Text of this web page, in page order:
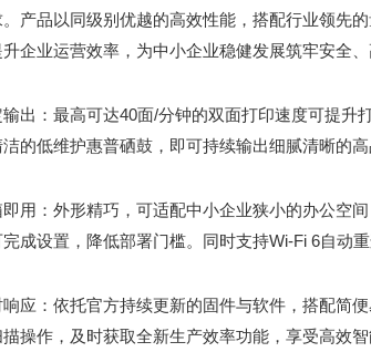
产品以同级别优越的高效性能，搭配行业领先
企业运营效率，为中小企业稳健发展筑牢安全、
出：最高可达40面/分钟的双面打印速度可提升
的低维护惠普硒鼓，即可持续输出细腻清晰的高
用：外形精巧，可适配中小企业狭小的办公空
成设置，降低部署门槛。同时支持Wi-Fi 6自动
应：依托官方持续更新的固件与软件，搭配简
操作，及时获取全新生产效率功能，享受高效智